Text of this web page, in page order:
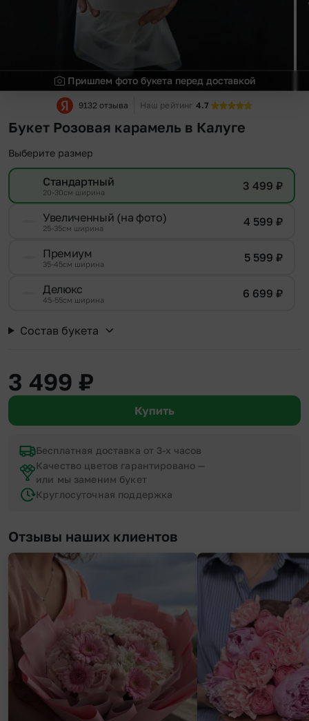
Пришлем фото букета перед доставкой
9132 отзыва Наш рейтинг 4.7
Букет Розовая карамель в Калуге
Выберите размер
Стандартный
20-30см ширина 3 499 ₽
Увеличенный (на фото)
25-35см ширина 4 599 ₽
Премиум
35-45см ширина 5 599 ₽
Делюкс
45-55см ширина 6 699 ₽
Состав букета
3 499 ₽
Купить
Бесплатная доставка от 3-х часов
Качество цветов гарантировано —
или мы заменим букет
Круглосуточная поддержка
Отзывы наших клиентов